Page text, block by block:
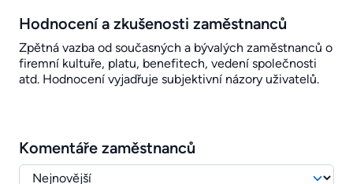
Hodnocení a zkušenosti zaměstnanců
Zpětná vazba od současných a bývalých zaměstnanců o
firemní kultuře, platu, benefitech, vedení společnosti
atd. Hodnocení vyjadřuje subjektivní názory uživatelů.
Komentáře zaměstnanců